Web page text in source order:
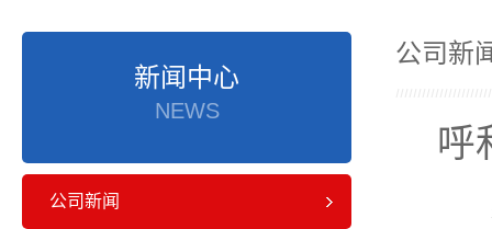
新闻中心
NEWS
公司新闻
公司新
呼